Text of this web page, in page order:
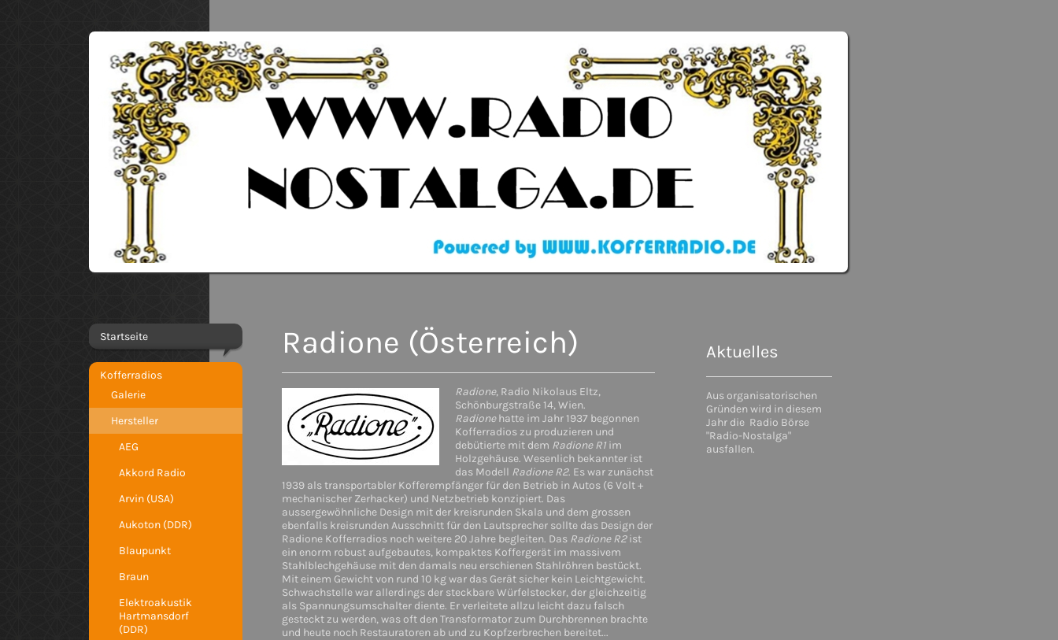
Startseite
Kofferradios
Galerie
Hersteller
AEG
Akkord Radio
Arvin (USA)
Aukoton (DDR)
Blaupunkt
Braun
Elektroakustik
Hartmansdorf
(DDR)
Radione (Österreich)
Radione, Radio Nikolaus Eltz,
Schönburgstraße 14, Wien.
Radionehatte im Jahr 1937 begonnen
Kofferradios zu produzieren und
debütierte mit dem Radione R1 im
Holzgehäuse. Wesenlich bekannter ist
das Modell Radione R2. Es war zunächst
1939 als transportabler Kofferempfänger für den Betrieb in Autos (6 Volt +
mechanischer Zerhacker) und Netzbetrieb konzipiert. Das
aussergewöhnliche Design mit der kreisrunden Skala und dem grossen
ebenfalls kreisrunden Ausschnitt für den Lautsprecher sollte das Design der
Radione Kofferradios noch weitere 20 Jahre begleiten. Das Radione R2ist
ein enorm robust aufgebautes, kompaktes Koffergerät im massivem
Stahlblechgehäuse mit den damals neu erschienen Stahlröhren bestückt.
Mit einem Gewicht von rund 10 kg war das Gerät sicher kein Leichtgewicht.
Schwachstelle war allerdings der steckbare Würfelstecker, der gleichzeitig
als Spannungsumschalter diente. Er verleitete allzu leicht dazu falsch
gesteckt zu werden, was oft den Transformator zum Durchbrennen brachte
und heute noch Restauratoren ab und zu Kopfzerbrechen bereitet...
Aktuelles
Aus organisatorischen
Gründen wird in diesem
Jahr die Radio Börse
"Radio-Nostalga"
ausfallen.